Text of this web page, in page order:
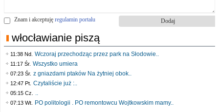
Znam i akceptuję regulamin portalu
włocławianie piszą
11:38 Nd. Wczoraj przechodząc przez park na Słodowie..
11:17 Śr. Wszystko umiera
07:23 Śr. z gniazdami ptaków Na żytniej obok..
12:47 Pt. Czytaliście już :..
05:15 Cz. ..
07:13 Wt. PO politologii . PO remontowcu Wojtkowskim mamy..